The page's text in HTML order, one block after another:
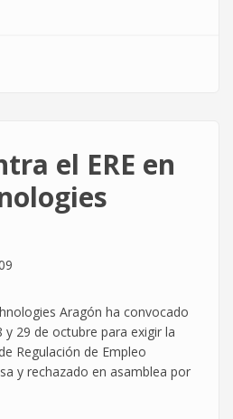
el ERE en
Aragón ha convocado
29 de octubre para exigir la
Regulación de Empleo
y rechazado en asamblea por